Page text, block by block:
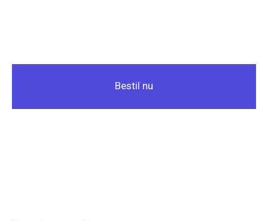
Bestil nu